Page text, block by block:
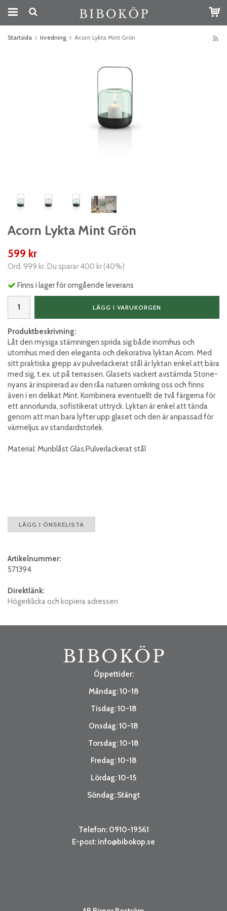
Startsida Inredning Acorn Lykta Mint Grön
Acorn Lykta Mint Grön
599 kr
Ord. 999 kr. Du sparar400 kr(40%)
Finns i lager för omgående leverans
LÄGG I VARUKORGEN
Produktbeskrivning:
Låt den mysiga stämningen sprida sig både inomhus och
utomhus med den eleganta och dekorativa lyktan Acorn. Med
sitt praktiska grepp av pulverlackerat stål är lyktan enkel att bära
med sig, t.ex. ut på terrassen. Glasets vackert avstämda Stone-
nyans är inspirerad av den råa naturen omkring oss och finns
även i en delikat Mint. Kombinera eventuellt de två färgerna för
ett annorlunda, sofistikerat uttryck. Lyktan är enkel att tända
genom att man bara lyfter upp glaset och den är anpassad för
värmeljus av standardstorlek.
Material: Munblåst Glas,Pulverlackerat stål
LÄGG I ÖNSKELISTA
Artikelnummer:
571394
Direktlänk:
Högerklicka och kopiera adressen
Öppettider:
Måndag: 10-18
Tisdag: 10-18
Onsdag: 10-18
Torsdag: 10-18
Fredag: 10-18
Lördag: 10-15
Söndag: Stängt
Telefon: 0910-19561
E-post: info@bibokop.se